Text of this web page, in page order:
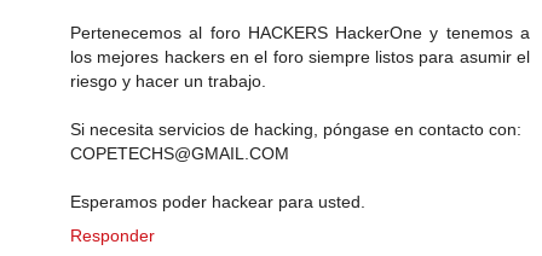
Pertenecemos al foro HACKERS HackerOne y tenemos a
los mejores hackers en el foro siempre listos para asumir el
riesgo y hacer un trabajo.
Si necesita servicios de hacking, póngase en contacto con:
COPETECHS@GMAIL.COM
Esperamos poder hackear para usted.
Responder